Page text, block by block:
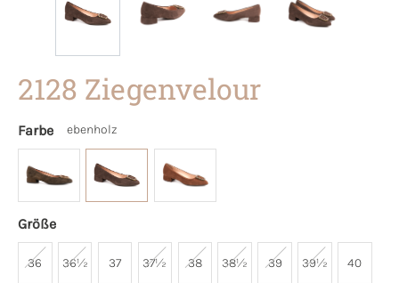
2128 Ziegenvelour
Farbe ebenholz
Größe
36 36½ 37 37½ 38 38½ 39 39½ 40